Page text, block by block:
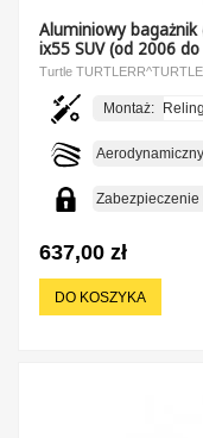
Aluminiowy
ix55 SUV (od 2006
Turtle
Montaż:
637,00 zł
DO KOSZYKA